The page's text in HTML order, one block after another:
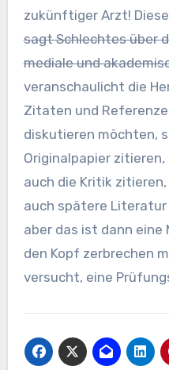
zukünftiger Arzt!
sagt Schlechtes über
mediale und
veranschaulicht die
Zitaten und
diskutieren möchten,
Originalpapier
auch die Kritik
auch spätere
aber das ist dann eine
den Kopf zerbrechen
versucht, eine